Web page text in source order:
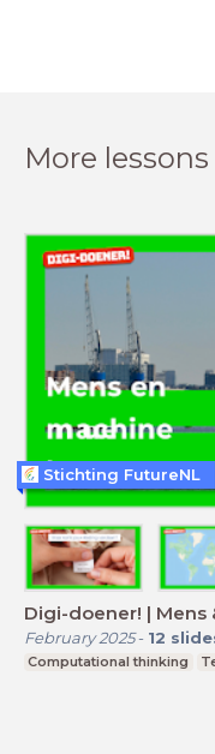
More
Digi-doener! | Mens
February 2025- 12
Computational thinking
Stichting FutureNL